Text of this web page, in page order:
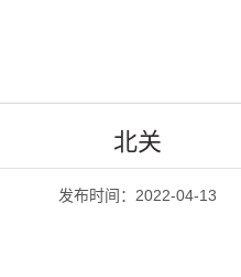
北关
发布时间：2022-04-13